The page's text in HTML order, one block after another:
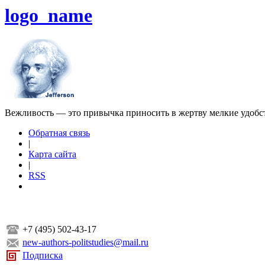
logo_name
Вежливость — это привычка приносить в жертву мелкие
Обратная связь
|
Карта сайта
|
RSS
+7 (495) 502-43-17
new-authors-politstudies@mail.ru
Подписка